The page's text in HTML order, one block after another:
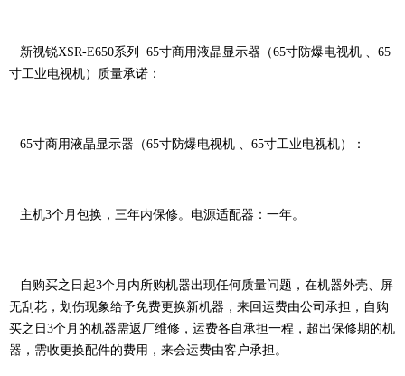
新视锐XSR-E650系列 65寸商用液晶显示器（65寸防爆电视机 、65
寸工业电视机）质量承诺：
65寸商用液晶显示器（65寸防爆电视机 、65寸工业电视机）：
主机3个月包换，三年内保修。电源适配器：一年。
自购买之日起3个月内所购机器出现任何质量问题，在机器外壳、屏
无刮花，划伤现象给予免费更换新机器，来回运费由公司承担，自购
买之日3个月的机器需返厂维修，运费各自承担一程，超出保修期的机
器，需收更换配件的费用，来会运费由客户承担。